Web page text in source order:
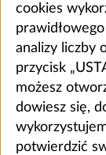
cookies
analizy liczby
przycisk
możesz
dowiesz się,
potwierdzić